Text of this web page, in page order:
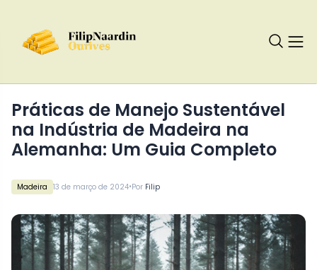
Madeira 13 de março de 2024•Por Filip
Práticas de Manejo Sustentável
na Indústria de Madeira na
Alemanha: Um Guia Completo